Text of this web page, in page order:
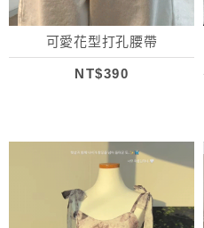
可愛花型打孔腰帶
NT$390